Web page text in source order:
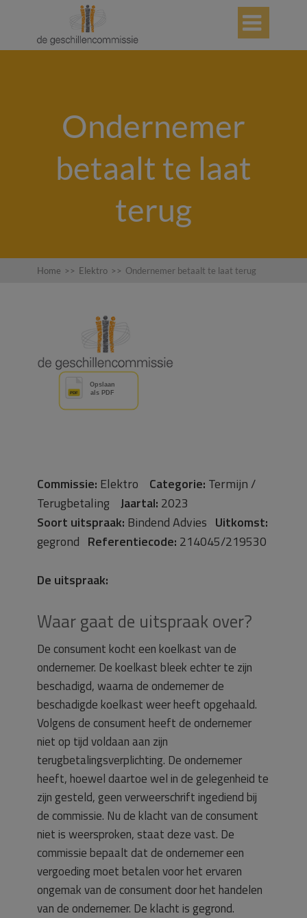

Ondernemer
betaalt te laat
terug
Home >> Elektro >> Ondernemer betaalt te laat terug
Commissie: Elektro Categorie: Termijn /
Terugbetaling Jaartal: 2023
Soort uitspraak: Bindend Advies Uitkomst:
gegrond Referentiecode: 214045/219530
De uitspraak:
Waar gaat de uitspraak over?
De consument kocht een koelkast van de
ondernemer. De koelkast bleek echter te zijn
beschadigd, waarna de ondernemer de
beschadigde koelkast weer heeft opgehaald.
Volgens de consument heeft de ondernemer
niet op tijd voldaan aan zijn
terugbetalingsverplichting. De ondernemer
heeft, hoewel daartoe wel in de gelegenheid te
zijn gesteld, geen verweerschrift ingediend bij
de commissie. Nu de klacht van de consument
niet is weersproken, staat deze vast. De
commissie bepaalt dat de ondernemer een
vergoeding moet betalen voor het ervaren
ongemak van de consument door het handelen
van de ondernemer. De klacht is gegrond.